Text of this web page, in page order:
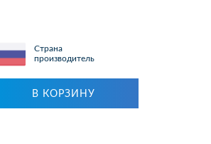
Страна
производитель
В КОРЗИНУ